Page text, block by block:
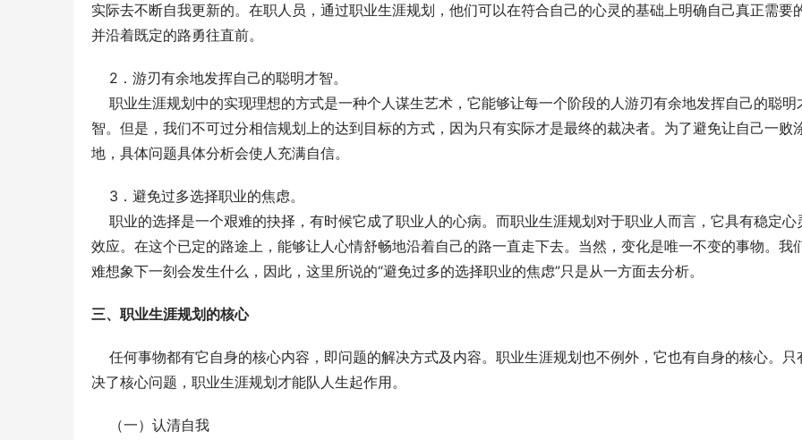
实际去不断自我更新的。在职人员，通过职业生涯规划，他们可以在符合自己的心灵的基础上明确自己真正需要
并沿着既定的路勇往直前。
2．游刃有余地发挥自己的聪明才智。
职业生涯规划中的实现理想的方式是一种个人谋生艺术，它能够让每一个阶段的人游刃有余地发挥自己的聪明
智。但是，我们不可过分相信规划上的达到目标的方式，因为只有实际才是最终的裁决者。为了避免让自己一败
地，具体问题具体分析会使人充满自信。
3．避免过多选择职业的焦虑。
职业的选择是一个艰难的抉择，有时候它成了职业人的心病。而职业生涯规划对于职业人而言，它具有稳定心
效应。在这个已定的路途上，能够让人心情舒畅地沿着自己的路一直走下去。当然，变化是唯一不变的事物。我
难想象下一刻会发生什么，因此，这里所说的“避免过多的选择职业的焦虑”只是从一方面去分析。
三、职业生涯规划的核心
任何事物都有它自身的核心内容，即问题的解决方式及内容。职业生涯规划也不例外，它也有自身的核心。只
决了核心问题，职业生涯规划才能队人生起作用。
（一）认清自我